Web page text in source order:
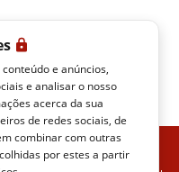
e anúncios,
e analisar o nosso
acerca da sua
de redes sociais, de
combinar com outras
por estes a partir
DE PRIVACIDADE